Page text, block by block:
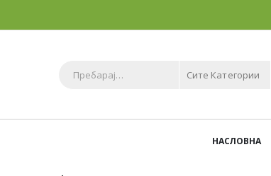
Сите Категории
НАСЛОВНА